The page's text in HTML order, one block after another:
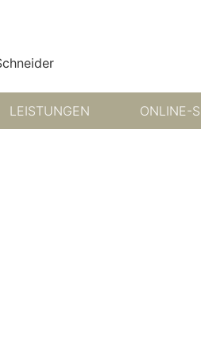
LEISTUNGEN ONLINE-